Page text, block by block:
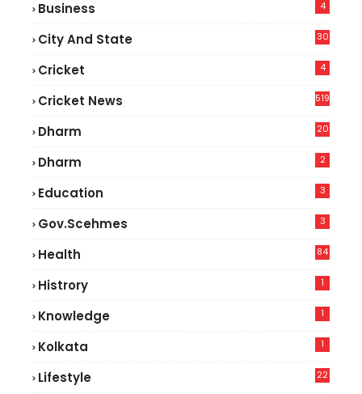
Business 4
City And State 30
Cricket 4
Cricket News 519
Dharm 20
Dharm 2
Education 3
Gov.scehmes 3
Health
84
Histrory 1
Knowledge 1
Kolkata 1
Lifestyle
22